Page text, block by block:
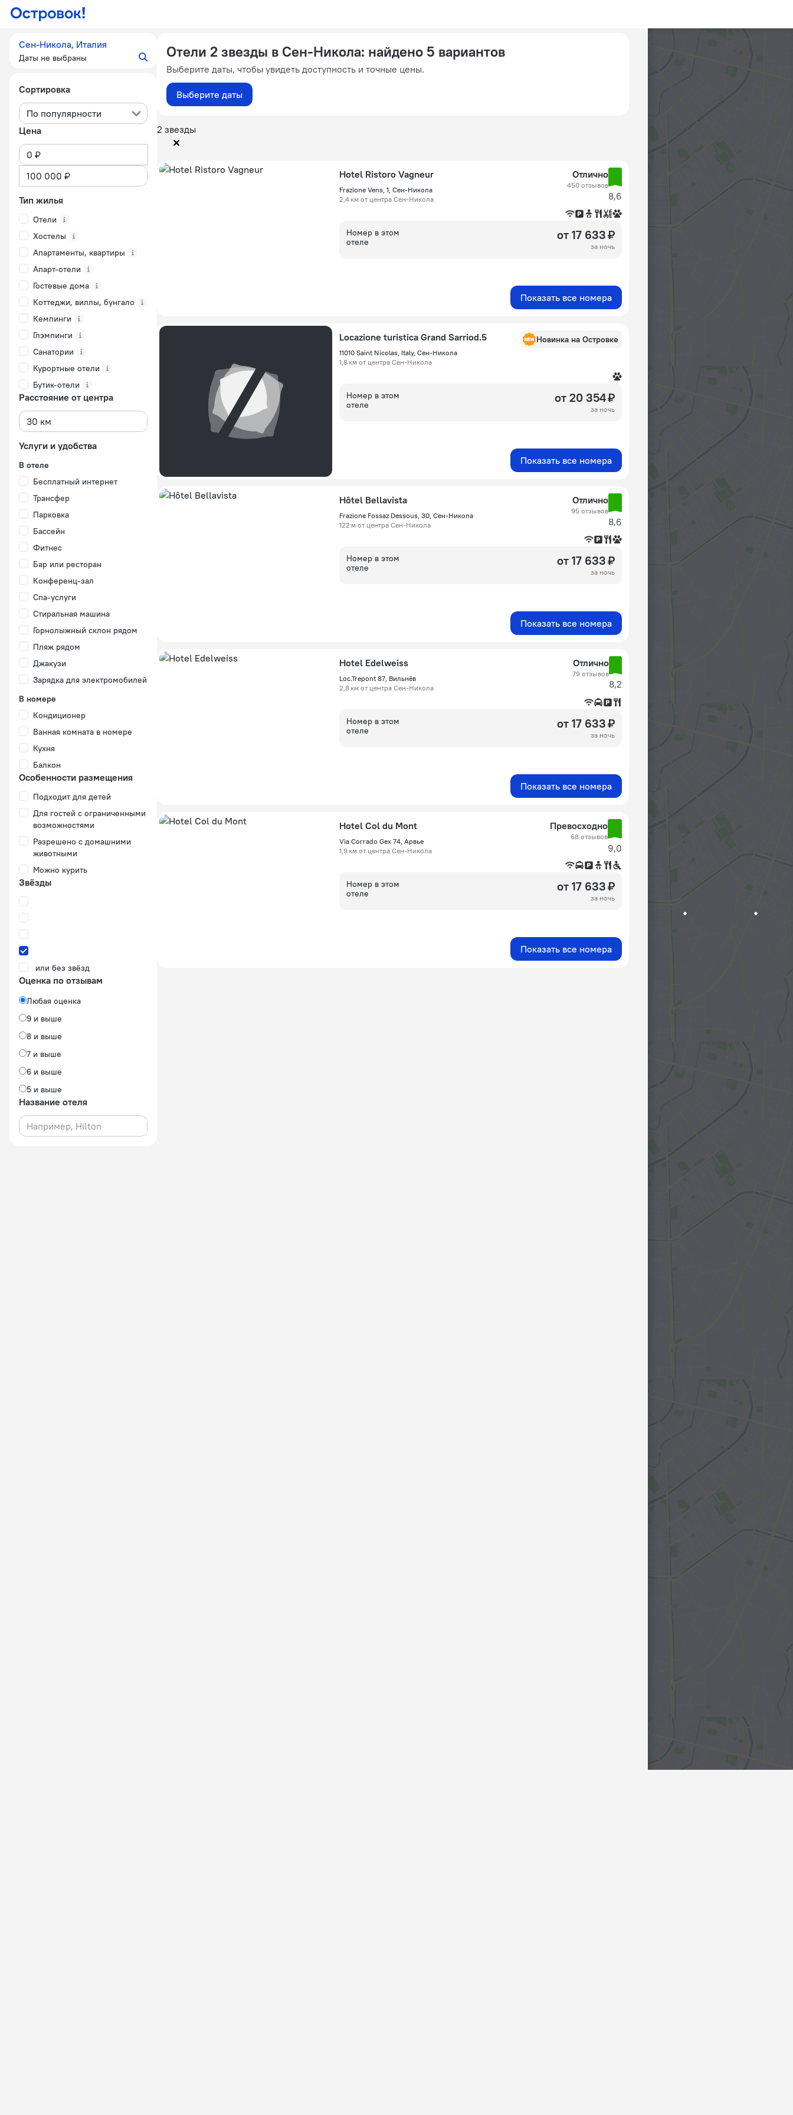
Сен-Никола, Италия
Даты не выбраны
Сортировка
По популярности
Цена
Тип жилья
Отели
Хостелы
Апартаменты, квартиры
Апарт-отели
Гостевые дома
Коттеджи, виллы, бунгало
Кемпинги
Глэмпинги
Санатории
Курортные отели
Бутик-отели
Расстояние от центра
Услуги и удобства
В отеле
Бесплатный интернет
Трансфер
Парковка
Бассейн
Фитнес
Бар или ресторан
Конференц-зал
Спа-услуги
Стиральная машина
Горнолыжный склон рядом
Пляж рядом
Джакузи
Зарядка для электромобилей
В номере
Кондиционер
Ванная комната в номере
Кухня
Балкон
Особенности размещения
Подходит для детей
Для гостей с ограниченными
возможностями
Разрешено с домашними
животными
Можно курить
Звёзды
или без звёзд
Оценка по отзывам
Любая оценка
9 и выше
8 и выше
7 и выше
6 и выше
5 и выше
Название отеля
Отели 2 звезды в Сен-Никола: найдено 5 вариантов
Выберите даты, чтобы увидеть доступность и точные цены.
Выберите даты
2 звезды
Hotel Ristoro Vagneur
Frazione Vens, 1, Сен-Никола
2,4 км от центра Сен-Никола
Отлично
450 отзывов
8,6
Номер в этом
отеле
от 17 633 ₽
за ночь
Показать все номера
Locazione turistica Grand Sarriod.5
11010 Saint Nicolas, Italy, Сен-Никола
1,8 км от центра Сен-Никола
Новинка на Островке
Номер в этом
отеле
от 20 354 ₽
за ночь
Показать все номера
Hôtel Bellavista
Frazione Fossaz Dessous, 30, Сен-Никола
122 м от центра Сен-Никола
Отлично
95 отзывов
8,6
Номер в этом
отеле
от 17 633 ₽
за ночь
Показать все номера
Hotel Edelweiss
Loc.Trepont 87, Вильнёв
2,8 км от центра Сен-Никола
Отлично
79 отзывов
8,2
Номер в этом
отеле
от 17 633 ₽
за ночь
Показать все номера
Hotel Col du Mont
Via Corrado Gex 74, Арвье
1,9 км от центра Сен-Никола
Превосходно
68 отзывов
9,0
Номер в этом
отеле
от 17 633 ₽
за ночь
Показать все номера